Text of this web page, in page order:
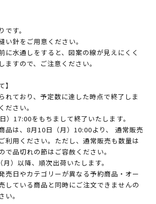
す。
針をご用意ください。
水通しをすると、図案の線が見えにくく
ますので、ご注意ください。
】
れており、予定数に達した時点で終了しま
ださい。
）17:00をもちまして終了いたします。
品は、8月10日（月）10:00より、 通常販売
利用ください。ただし、通常販売も数量は
で品切れの節はご容赦ください。
）以降、順次出荷いたします。
売日やカテゴリーが異なる予約商品・オー
している商品と同時にご注文できませんの
。